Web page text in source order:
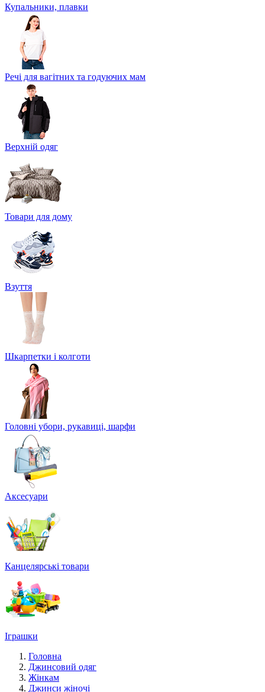
Купальники, плавки
Речі для вагітних та годуючих мам
Верхній одяг
Товари для дому
Взуття
Шкарпетки і колготи
Головні убори, рукавиці, шарфи
Аксесуари
Канцелярські товари
Іграшки
Головна
Джинсовий одяг
Жінкам
Джинси жіночі